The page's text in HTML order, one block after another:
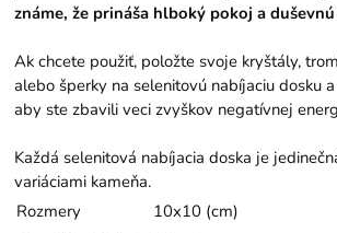
známe, že prináša hlboký pokoj a
Ak chcete použiť, položte svoje kryštály,
alebo šperky na selenitovú nabíjaciu dosku
aby ste zbavili veci zvyškov negatívnej
Každá selenitová nabíjacia doska je
variáciami kameňa.
Rozmery
10x10 (cm)